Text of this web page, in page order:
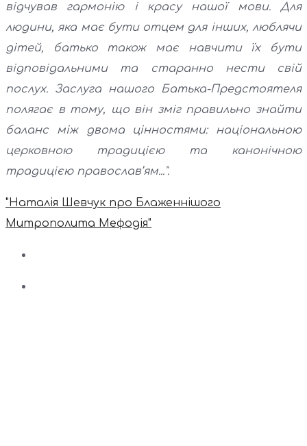
відчував гармонію і красу нашої мови. Для
людини, яка має бути отцем для інших, люблячи
дітей, батько також має навчити їх бути
відповідальними та старанно нести свій
послух. Заслуга нашого Батька-Предстоятеля
полягає в тому, що він зміг правильно знайти
баланс між двома цінностями: національною
церковною традицією та канонічною
традицією православ’ям...".
"Наталія Шевчук про Блаженнішого
Митрополита Мефодія"